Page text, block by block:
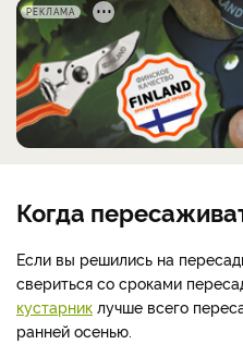
РЕКЛАМА
Когда
Если вы решились на
свериться со сроками
кустарник лучше всего
ранней осенью.